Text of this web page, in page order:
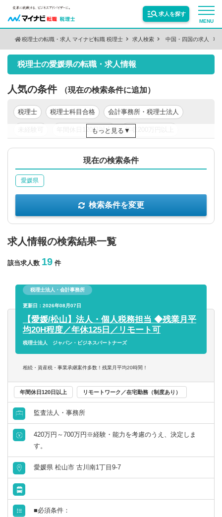
MENU
求人を探す
サービス紹介
転職お役立ち情報
業界情報
求人情報
税理士の転職・求人 マイナビ転職 税理士 求人検索 中国・四国の求人
税理士の愛媛県の転職・求人情報
人気の条件 （現在の検索条件に追加）
税理士 税理士科目合格 会計事務所・税理士法人
年間休日120日以上 年収200万円以上
年収300万円以上 年収400万円以上 年収500万円以上
もっと見る
求人情報の検索結果一覧
該当求人数 19 件
税理士法人・会計事務所
更新日：2026年08月07日
【愛媛/松山】法人・個人税務担当 ◆残業月平
均20H程度／年休125日／リモート可
税理士法人 ジャパン・ビジネスパートナーズ
相続・資産税・事業承継案件多数！残業月平均20時間！
年間休日120日以上 リモートワーク／在宅勤務（制度あり）
監査法人・事務所
420万円～700万円※経験・能力を考慮のうえ、決定しま
す。
愛媛県 松山市 古川南1丁目9-7
■必須条件：
現在の検索条件
愛媛県
検索条件を変更
保有資格 絞り込む
業種 絞り込む
従業員数
以上
フリーワード
企業名のみで検索
休日・働き方
リモートワーク／在宅勤務（制度あり）
年間休日120日以上
原則として転勤なし